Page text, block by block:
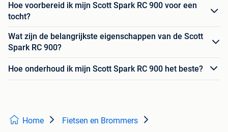
Hoe voorbereid ik mijn Scott Spark RC 900 voor een
tocht?
Wat zijn de belangrijkste eigenschappen van de Scott
Spark RC 900?
Hoe onderhoud ik mijn Scott Spark RC 900 het beste?
Home Fietsen en Brommers